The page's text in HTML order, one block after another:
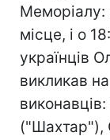
Меморіалу:
місце, і о
українців
викликав
("Шахтар"),